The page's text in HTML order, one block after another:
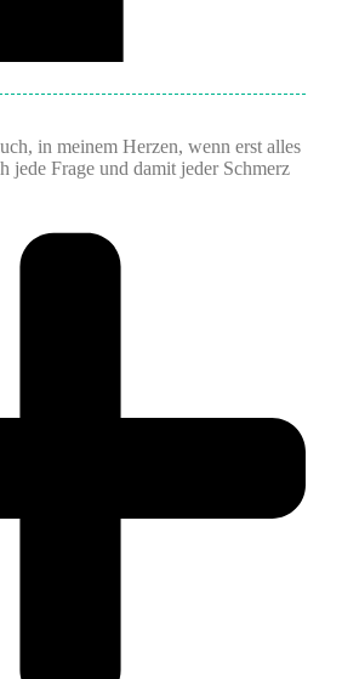
in meinem Herzen, wenn erst alles
jede Frage und damit jeder Schmerz